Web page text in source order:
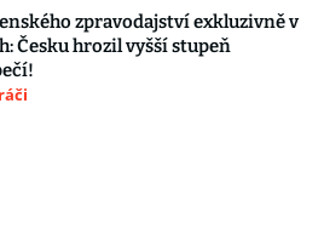
zpravodajství exkluzivně v
Česku hrozil vyšší stupeň